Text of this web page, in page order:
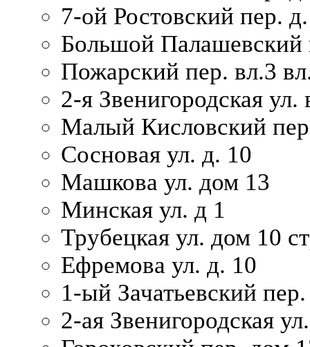
7-ой Ростовский пер.
Большой Палашевский
Пожарский пер. вл.3
2-я Звенигородская ул.
Малый Кисловский
Сосновая ул. д. 10
Машкова ул. дом 13
Минская ул. д 1
Трубецкая ул. дом 10
Ефремова ул. д. 10
1-ый Зачатьевский
2-ая Звенигородская